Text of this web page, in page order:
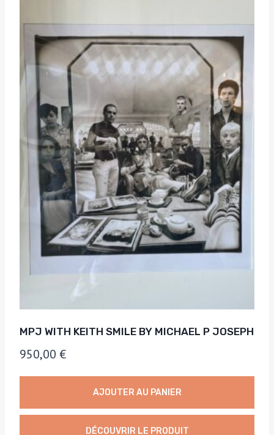
MPJ WITH KEITH SMILE BY MICHAEL P JOSEPH
950,00 €
AJOUTER AU PANIER
DÉCOUVRIR LE PRODUIT